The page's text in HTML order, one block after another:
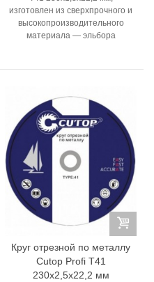
изготовлен из сверхпрочного и
высокопроизводительного
материала — эльбора
Круг отрезной по металлу
Cutop Profi T41
230x2,5x22,2 мм